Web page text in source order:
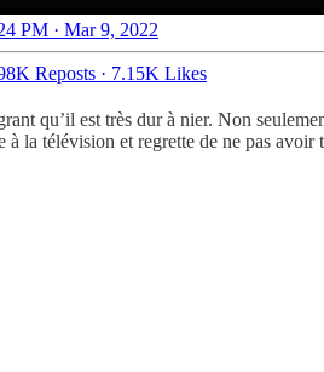
PM · Mar 9, 2022
Reposts · 7.15K Likes
qu’il est très dur à nier. Non
la télévision et regrette de ne pas